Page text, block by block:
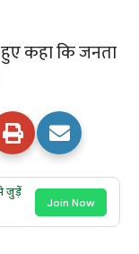
हुए कहा कि जनता
जुड़ें
Join Now